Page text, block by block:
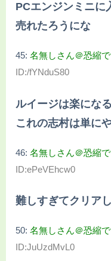
PCエンジンミニに
売れたろうにな
45: 名無しさん＠恐縮
ID:/fYNduS80
ルイージは楽にな
これの志村は単に
46: 名無しさん＠恐縮
ID:ePeVEhcw0
難しすぎてクリア
50: 名無しさん＠恐縮
ID:JuUzdMvL0